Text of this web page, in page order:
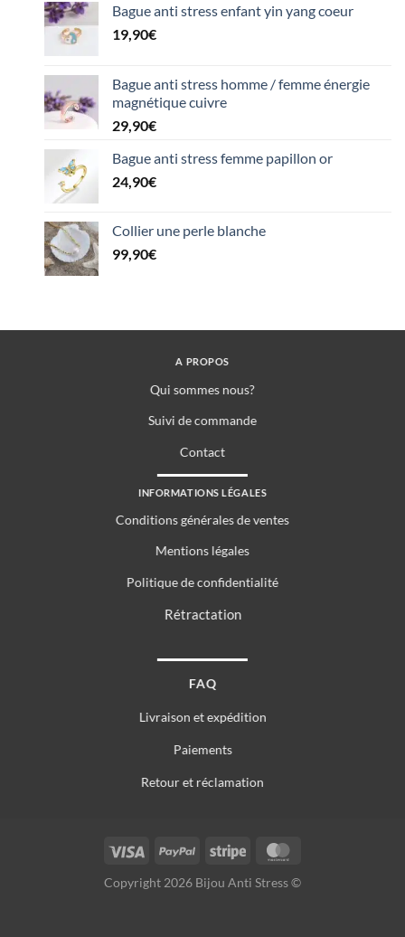
Bague anti stress enfant yin yang coeur
19,90€
Bague anti stress homme / femme énergie
magnétique cuivre
29,90€
Bague anti stress femme papillon or
24,90€
Collier une perle blanche
99,90€
A PROPOS
Qui sommes nous?
Suivi de commande
Contact
INFORMATIONS LÉGALES
Conditions générales de ventes
Mentions légales
Politique de confidentialité
Rétractation
FAQ
Livraison et expédition
Paiements
Retour et réclamation
Copyright 2026 Bijou Anti Stress ©